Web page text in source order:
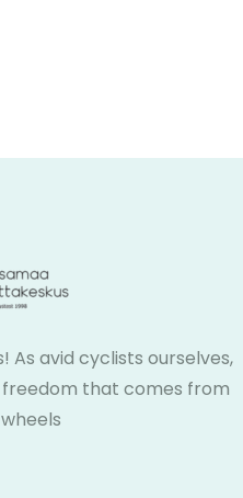
As avid cyclists ourselves,
that comes from